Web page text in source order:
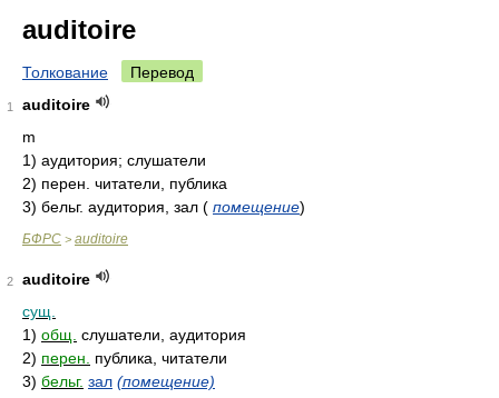
auditoire
Толкование Перевод
1
auditoire
m
1) аудитория; слушатели
2) перен. читатели, публика
3) бельг. аудитория, зал ( помещение)
БФРС > auditoire
2
auditoire
сущ.
1) общ. слушатели, аудитория
2) перен.
публика, читатели
3) бельг. зал (помещение)